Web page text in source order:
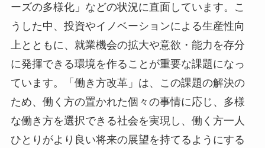
ーズの多様化」などの状況に直面しています。こ
うした中、投資やイノベーションによる生産性向
上とともに、就業機会の拡大や意欲・能力を存分
に発揮できる環境を作ることが重要な課題になっ
ています。「働き方改革」は、この課題の解決の
ため、働く方の置かれた個々の事情に応じ、多様
な働き方を選択できる社会を実現し、働く方一人
ひとりがより良い将来の展望を持てるようにする